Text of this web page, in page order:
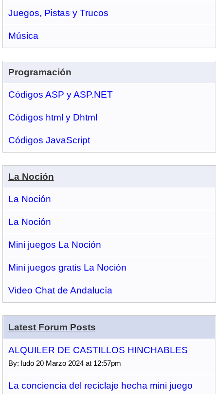
Juegos, Pistas y Trucos
Música
Programación
Códigos ASP y ASP.NET
Códigos html y Dhtml
Códigos JavaScript
La Noción
La Noción
La Noción
Mini juegos La Noción
Mini juegos gratis La Noción
Video Chat de Andalucía
Latest Forum Posts
ALQUILER DE CASTILLOS HINCHABLES
By: ludo 20 Marzo 2024 at 12:57pm
La conciencia del reciclaje hecha mini juego